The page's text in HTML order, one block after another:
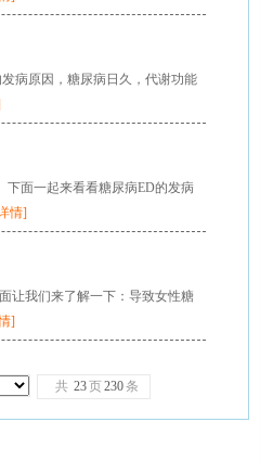
病原因，糖尿病日久，代谢功能
下面一起来看看糖尿病ED的发病
情]
让我们来了解一下：导致女性糖
]
共 23页230条